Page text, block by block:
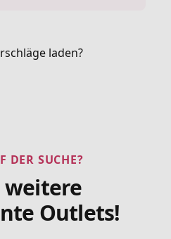
laden?
DER SUCHE?
weitere
Outlets!